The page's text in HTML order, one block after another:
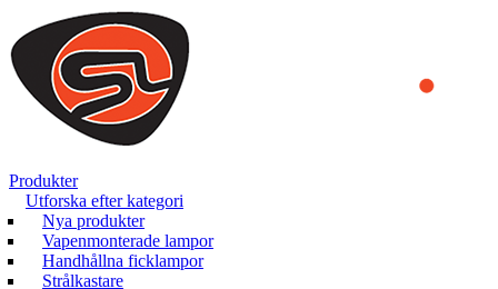
We use cookies to ensure that we provide you the best experience
on our website. By continuing to browse this website, you accept
that cookies are used to help us analyze how the website is used and
to offer you a better experience. To learn more or to find out how
you can disable cookies, you can access our
Produkter
Utforska efter kategori
Nya produkter
Vapenmonterade lampor
Handhållna ficklampor
Strålkastare